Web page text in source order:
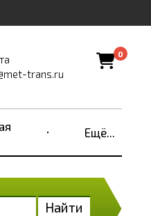
trans.ru
0
Ещё...
Найти